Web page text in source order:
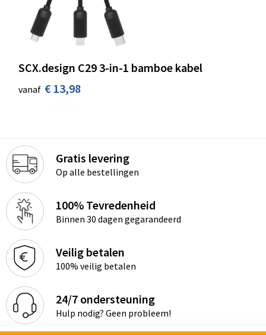
SCX.design C29 3-in-1 bamboe kabel
vanaf € 13,98
Gratis levering
Op alle bestellingen
100% Tevredenheid
Binnen 30 dagen gegarandeerd
Veilig betalen
100% veilig betalen
24/7 ondersteuning
Hulp nodig? Geen probleem!